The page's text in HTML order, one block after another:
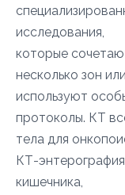
исследования,
которые
несколько зон или
используют
протоколы. КТ
тела для
КТ-
кишечника,